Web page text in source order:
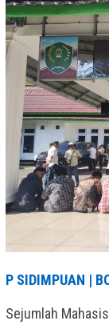
P SIDIMPUAN |
Sejumlah